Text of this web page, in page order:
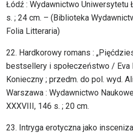
Łódź : Wydawnictwo Uniwersytetu
s. ; 24 cm. – (Biblioteka
Folia Litteraria)
22. Hardkorowy romans :
bestsellery i społeczeństwo / Eva
Konieczny ; przedm. do pol. wyd.
Warszawa : Wydawnictwo
XXXVIII, 146 s. ; 20 cm.
23. Intryga erotyczna jako